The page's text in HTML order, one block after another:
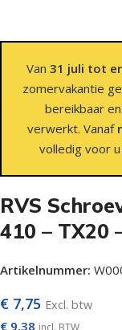
Van 31 juli tot
zomervakantie
bereikbaar
verwerkt. Vanaf
volledig voor
RVS
410 – TX20
Artikelnummer:
€ 7,75 Excl. btw
€ 9,38 incl. BTW